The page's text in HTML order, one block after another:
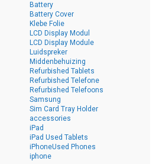
Battery
Battery Cover
Klebe Folie
LCD Display Modul
LCD Display Module
Luidspreker
Middenbehuizing
Refurbished Tablets
Refurbished Telefone
Refurbished Telefoons
Samsung
Sim Card Tray Holder
accessories
iPad
iPad Used Tablets
iPhoneUsed Phones
iphone